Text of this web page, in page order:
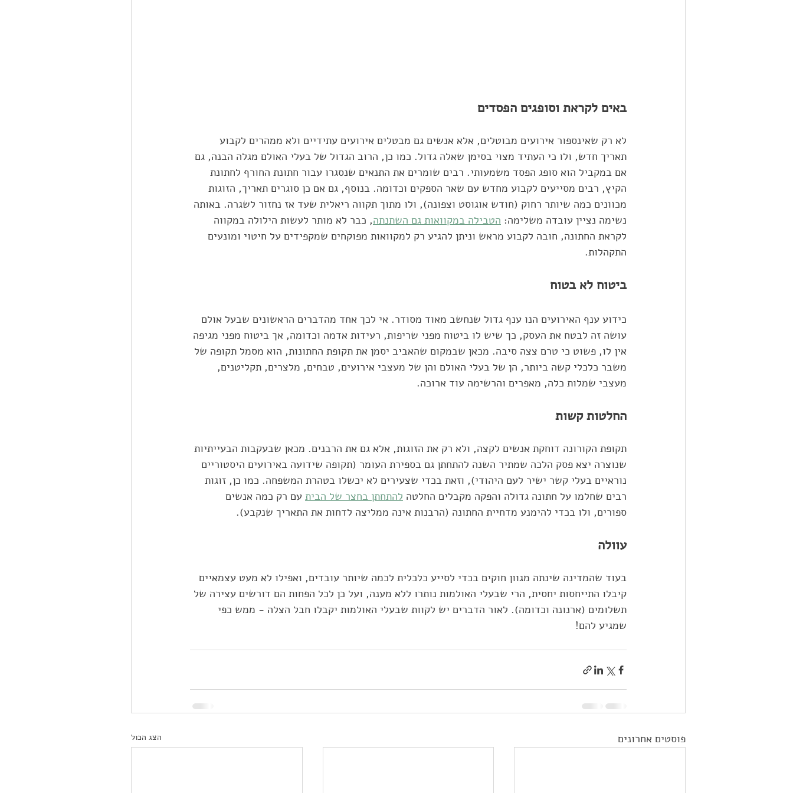
באים לקראת וסופגים הפסדים
לא רק שאינספור אירועים מבוטלים, אלא אנשים גם מבטלים אירועים עתידיים ולא ממהרים לקבוע
תאריך חדש, ולו כי העתיד מצוי בסימן שאלה גדול. כמו כן, הרוב הגדול של בעלי האולם מגלה הבנה, גם
אם במקביל הוא סופג הפסד משמעותי. רבים שומרים את התנאים שנסגרו עבור חתונת החורף לחתונת
הקיץ, רבים מסייעים לקבוע מחדש עם שאר הספקים וכדומה. בנוסף, גם אם כן סוגרים תאריך, הזוגות
מכוונים כמה שיותר רחוק (חודש אוגוסט וצפונה), ולו מתוך תקווה ריאלית שעד אז נחזור לשגרה. באותה
נשימה נציין עובדה משלימה: הטבילה במקוואות גם השתנתה, כבר לא מותר לעשות הילולה במקווה
לקראת החתונה, חובה לקבוע מראש וניתן להגיע רק למקוואות מפוקחים שמקפידים על חיטוי ומונעים
התקהלות.
ביטוח לא בטוח
כידוע ענף האירועים הנו ענף גדול שנחשב מאוד מסודר. אי לכך אחד מהדברים הראשונים שבעל אולם
עושה זה לבטח את העסק, כך שיש לו ביטוח מפני שריפות, רעידות אדמה וכדומה, אך ביטוח מפני מגיפה
אין לו, פשוט כי טרם צצה סיבה. מכאן שבמקום שהאביב יסמן את תקופת החתונות, הוא מסמל תקופה של
משבר כלכלי קשה ביותר, הן של בעלי האולם והן של מעצבי אירועים, טבחים, מלצרים, תקליטנים,
מעצבי שמלות כלה, מאפרים והרשימה עוד ארוכה.
החלטות קשות
תקופת הקורונה דוחקת אנשים לקצה, ולא רק את הזוגות, אלא גם את הרבנים. מכאן שבעקבות הבעייתיות
שנוצרה יצא פסק הלכה שמתיר השנה להתחתן גם בספירת העומר (תקופה שידועה באירועים היסטוריים
נוראיים בעלי קשר ישיר לעם היהודי), וזאת בכדי שצעירים לא יכשלו בטהרת המשפחה. כמו כן, זוגות
רבים שחלמו על חתונה גדולה והפקה מקבלים החלטה להתחתן בחצר של הבית עם רק כמה אנשים
ספורים, ולו בכדי להימנע מדחיית החתונה (הרבנות אינה ממליצה לדחות את התאריך שנקבע).
עוולה
בעוד שהמדינה שינתה מגוון חוקים בכדי לסייע כלכלית לכמה שיותר עובדים, ואפילו לא מעט עצמאיים
קיבלו התייחסות יחסית, הרי שבעלי האולמות נותרו ללא מענה, ועל כן לכל הפחות הם דורשים עצירה של
תשלומים (ארנונה וכדומה). לאור הדברים יש לקוות שבעלי האולמות יקבלו חבל הצלה - ממש כפי
שמגיע להם!
פוסטים אחרונים הצג הכול